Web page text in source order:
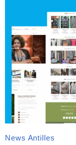
News Antilles